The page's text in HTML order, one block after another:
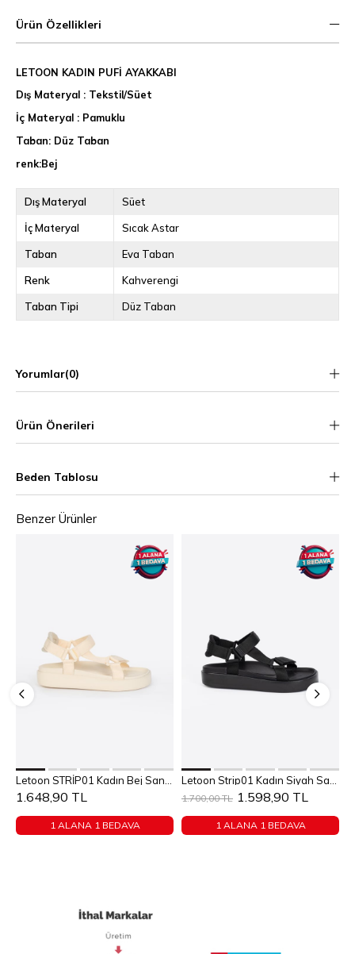
Ürün Özellikleri
LETOON KADIN PUFİ AYAKKABI
Dış Materyal : Tekstil/Süet
İç Materyal : Pamuklu
Taban: Düz Taban
renk:Bej
Dış Materyal Süet
İç Materyal Sıcak Astar
Taban Eva Taban
Renk Kahverengi
Taban Tipi Düz Taban
Yorumlar(0)
Ürün Önerileri
Beden Tablosu
Benzer Ürünler
Sepete Ekle
36 37
1.648,90 TL
1 ALANA 1 BEDAVA
Sepete Ekle
36 37 38 39
1.598,90 TL
1.700,00 TL
1 ALANA 1 BEDAVA